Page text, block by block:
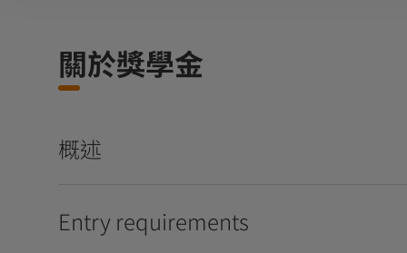
關於獎學金
概述
Entry requirements